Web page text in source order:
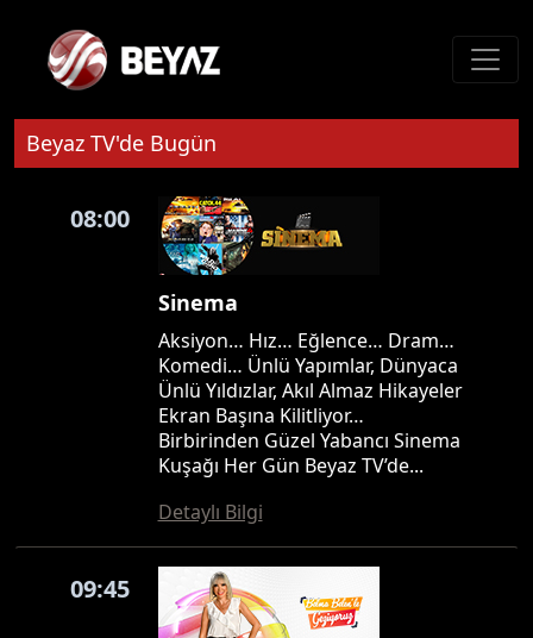
Beyaz TV'de Bugün
08:00
Sinema
Aksiyon… Hız… Eğlence… Dram…
Komedi… Ünlü Yapımlar, Dünyaca
Ünlü Yıldızlar, Akıl Almaz Hikayeler
Ekran Başına Kilitliyor…
Birbirinden Güzel Yabancı Sinema
Kuşağı Her Gün Beyaz TV’de...
Detaylı Bilgi
09:45